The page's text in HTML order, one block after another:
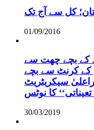
کل سے آج تک
01/09/2016
کے بچے چھت سے
کے کرنٹ سے بچے
سیکریٹریٹ
کا نوٹس
30/03/2019